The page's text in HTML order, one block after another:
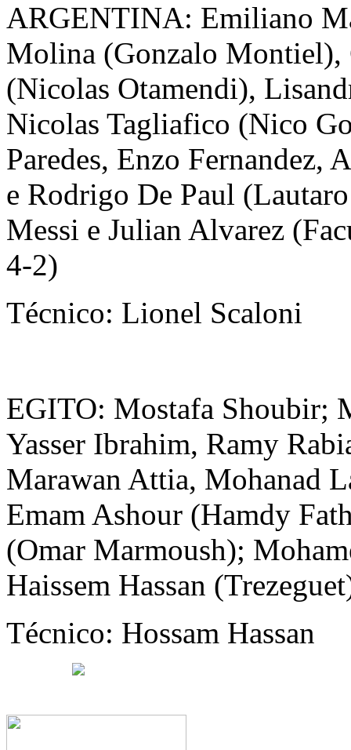
ARGENTINA: Emiliano
Molina (Gonzalo Montiel),
(Nicolas Otamendi),
Nicolas Tagliafico (Nico
Paredes, Enzo Fernandez,
e Rodrigo De Paul
Messi e Julian Alvarez
4-2)
Técnico: Lionel Scaloni
EGITO: Mostafa Shoubir;
Yasser Ibrahim, Ramy
Marawan Attia, Mohanad
Emam Ashour (Hamdy
(Omar Marmoush);
Haissem Hassan
Técnico: Hossam Hassan